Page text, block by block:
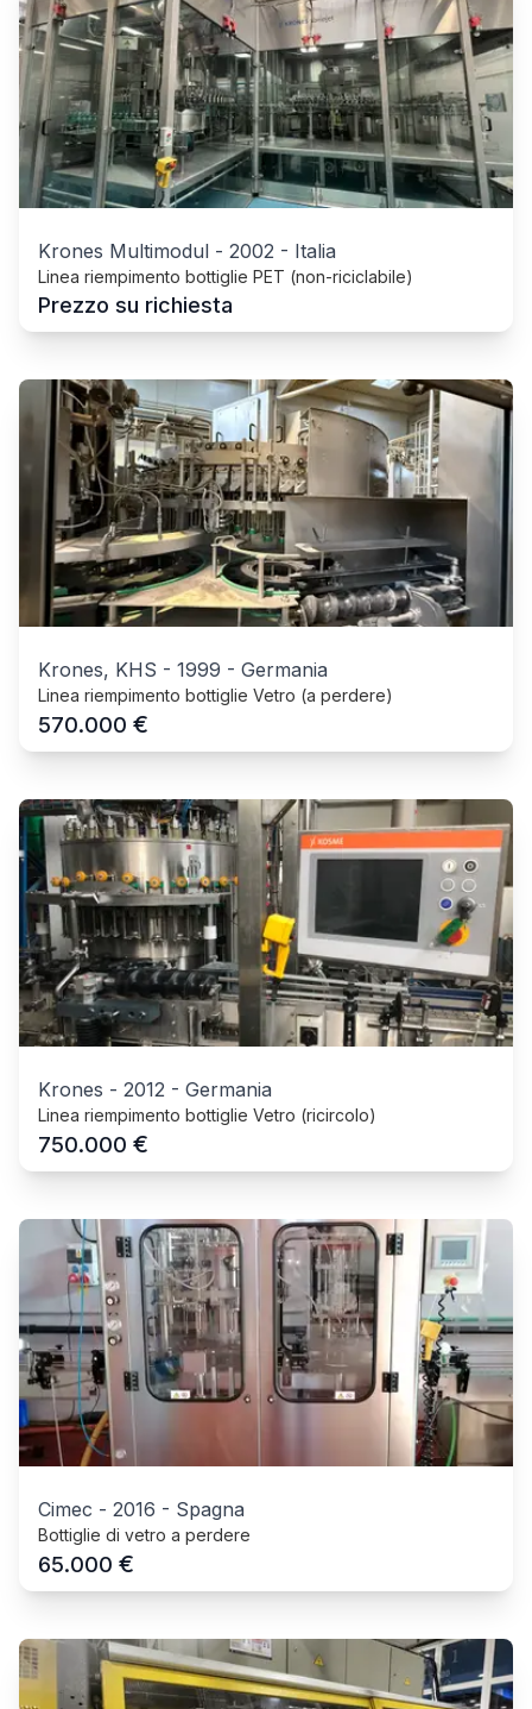
Krones Multimodul - 2002 - Italia
Linea riempimento bottiglie PET (non-riciclabile)
Prezzo su richiesta
Krones, KHS - 1999 - Germania
Linea riempimento bottiglie Vetro (a perdere)
570.000 €
Krones - 2012 - Germania
Linea riempimento bottiglie Vetro (ricircolo)
750.000 €
Cimec - 2016 - Spagna
Bottiglie di vetro a perdere
65.000 €